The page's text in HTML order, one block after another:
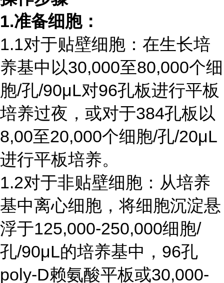
1.准备细胞：
1.1对于贴壁细胞：在生长培
养基中以30,000至80,000个细
胞/孔/90μL对96孔板进行平板
培养过夜，或对于384孔板以
8,00至20,000个细胞/孔/20μL
进行平板培养。
1.2对于非贴壁细胞：从培养
基中离心细胞，将细胞沉淀悬
浮于125,000-250,000细胞/
孔/90μL的培养基中，96孔
poly-D赖氨酸平板或30,000-